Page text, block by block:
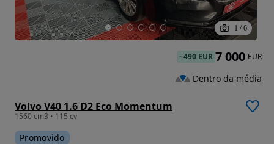
1 / 6
Volvo V40 1.6 D2 Eco Momentum
1560 cm3 • 115 cv
Promovido
-490 EUR 7 000 EUR
Dentro da média